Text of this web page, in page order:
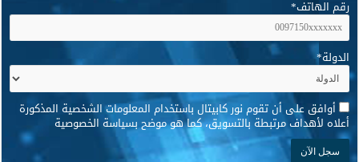
رقم الهاتف*
الدولة*
* أوافق على أن تقوم نور كابيتال باستخدام المعلومات الشخصية المذكورة
أعلاه لأهداف مرتبطة بالتسويق، كما هو موضح بسياسة الخصوصية